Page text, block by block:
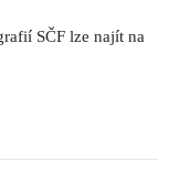
SČF lze najít na